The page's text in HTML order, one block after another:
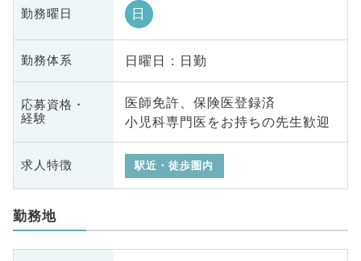
勤務曜日 日
勤務体系 日曜日 : 日勤
応募資格・
経験
医師免許、保険医登録済
小児科専門医をお持ちの先生歓迎
求人特徴 駅近・徒歩圏内
勤務地